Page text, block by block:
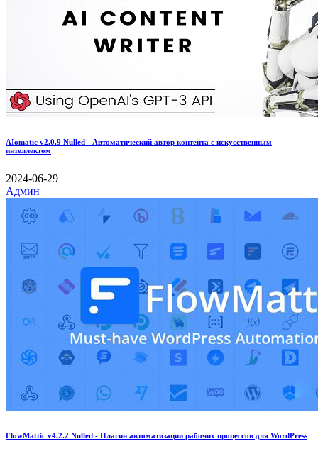
AIomatic v2.0.9 Nulled - Автоматический автор контента с искусственным
интеллектом
2024-06-29
Админ
FlowMattic v4.2.2 Nulled - Плагин автоматизации рабочих процессов для WordPress